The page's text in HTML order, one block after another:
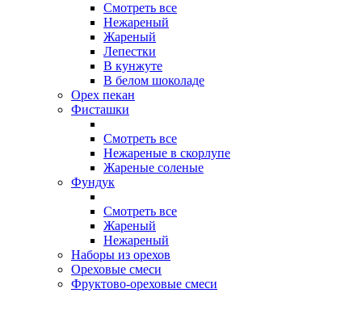
Смотреть все
Нежареный
Жареный
Лепестки
В кунжуте
В белом шоколаде
Орех пекан
Фисташки
Смотреть все
Нежареные в скорлупе
Жареные соленые
Фундук
Смотреть все
Жареный
Нежареный
Наборы из орехов
Ореховые смеси
Фруктово-ореховые смеси